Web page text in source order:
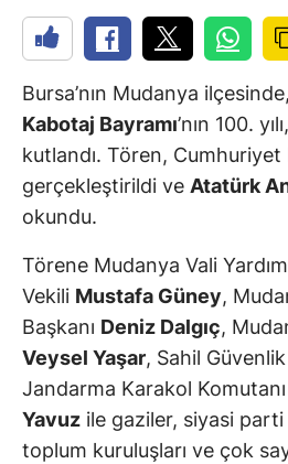
Bursa’nın Mudanya ilçesinde,
Kabotaj Bayramı’nın 100.
kutlandı. Tören, Cumhuriyet
gerçekleştirildi ve Atatürk
okundu.
Törene Mudanya Vali
Vekili Mustafa Güney,
Başkanı Deniz Dalgıç,
Veysel Yaşar, Sahil
Jandarma Karakol
Yavuz ile gaziler, siyasi
toplum kuruluşları ve çok